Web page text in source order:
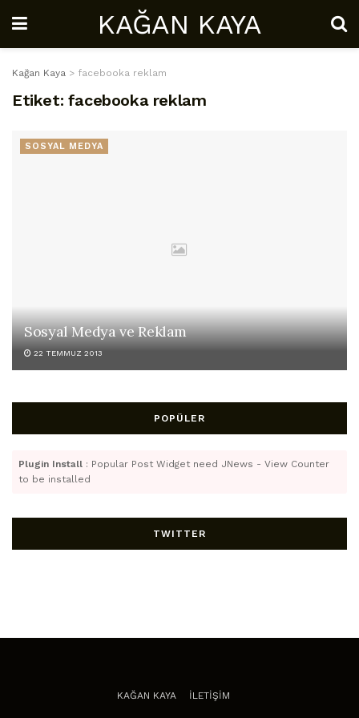
KAĞAN KAYA
Kağan Kaya > facebooka reklam
Etiket: facebooka reklam
SOSYAL MEDYA
Sosyal Medya ve Reklam
22 TEMMUZ 2013
POPÜLER
Plugin Install : Popular Post Widget need JNews - View Counter
to be installed
TWITTER
KAĞAN KAYA İLETİŞİM